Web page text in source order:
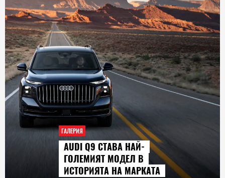
ГАЛЕРИЯ
AUDI Q9 СТАВА НАЙ-
ГОЛЕМИЯТ МОДЕЛ В
ИСТОРИЯТА НА МАРКАТА